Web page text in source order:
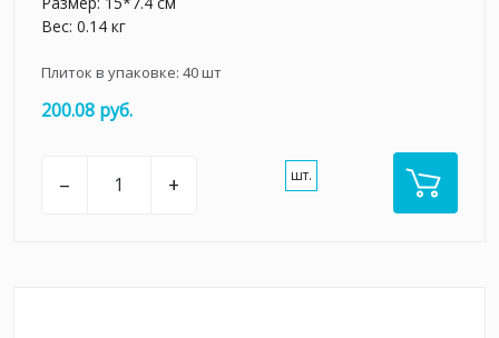
Вес: 0.14 кг
Плиток в упаковке: 40шт
200.08 руб.
– + шт.